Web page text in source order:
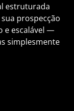
estruturada
prospecção
e escalável —
simplesmente